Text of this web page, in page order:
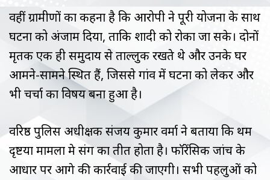
वहीं ग्रामीणों का कहना है कि आरोपी ने पूरी योजना के साथ
घटना को अंजाम दिया, ताकि शादी को रोका जा सके। दोनों
मृतक एक ही समुदाय से ताल्लुक रखते थे और उनके घर
आमने-सामने स्थित हैं, जिससे गांव में घटना को लेकर और
भी चर्चा का विषय बना हुआ है।
वरिष्ठ पुलिस अधीक्षक संजय कुमार वर्मा ने बताया कि प्रथम
दृष्टया मामला प्रेम प्रसंग का प्रतीत होता है। फॉरेंसिक जांच के
आधार पर आगे की कार्रवाई की जाएगी। सभी पहलुओं को